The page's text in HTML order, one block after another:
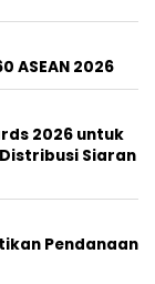
ASEAN 2026
2026 untuk
Siaran
Pendanaan